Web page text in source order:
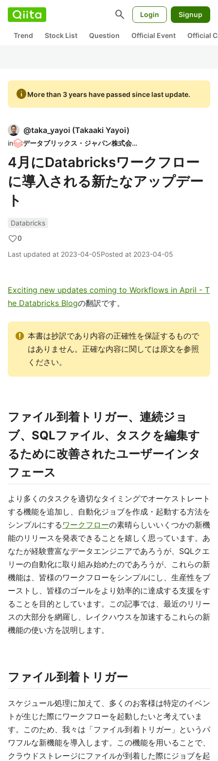
search Login Signup
Trend Stock List Question Official Event Official
infoMore than 3 years have passed since last update.
@taka_yayoi (Takaaki Yayoi)
in データブリックス・ジャパン株式会社
4月にDatabricksワークフロー
に導入される新たなアップデー
ト
Databricks
0
Last updated at 2023-04-05Posted at 2023-04-05
Exciting new updates coming to Workflows in April - T
he Databricks Blogの翻訳です。
本書は抄訳であり内容の正確性を保証するもので
はありません。正確な内容に関しては原文を参照
ください。
ファイル到着トリガー、連続ジョ
ブ、SQLファイル、タスクを編集す
るために改善されたユーザーインタ
フェース
より多くのタスクを適切なタイミングでオーケストレート
する機能を追加し、自動化ジョブを作成・起動する方法を
シンプルにする ワークフローの素晴らしいいくつかの新機
能のリリースを発表できることを嬉しく思っています。あ
なたが経験豊富なデータエンジニアであろうが、SQLクエ
リーの自動化に取り組み始めたのであろうが、これらの新
機能は、皆様のワークフローをシンプルにし、生産性をブ
ーストし、皆様のゴールをより効率的に達成する支援をす
ることを目的としています。この記事では、最近のリリー
スの大部分を網羅し、レイクハウスを加速するこれらの新
機能の使い方を説明します。
ファイル到着トリガー
スケジュール処理に加えて、多くのお客様は特定のイベン
トが生じた際にワークフローを起動したいと考えていま
す。このため、我々は「ファイル到着トリガー」というパ
ワフルな新機能を導入します。この機能を用いることで、
クラウドストレージにファイルが到着した際にジョブを起